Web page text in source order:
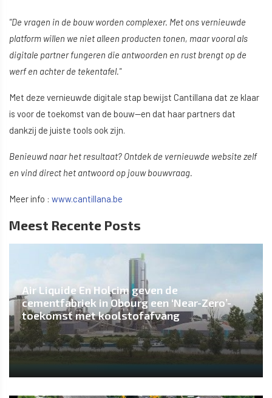
"De vragen in de bouw worden complexer. Met ons vernieuwde
platform willen we niet alleen producten tonen, maar vooral als
digitale partner fungeren die antwoorden en rust brengt op de
werf en achter de tekentafel."
Met deze vernieuwde digitale stap bewijst Cantillana dat ze klaar
is voor de toekomst van de bouw—en dat haar partners dat
dankzij de juiste tools ook zijn.
Benieuwd naar het resultaat? Ontdek de vernieuwde website zelf
en vind direct het antwoord op jouw bouwvraag.
Meer info : www.cantillana.be
Meest Recente Posts
Air Liquide En Holcim geven de
cementfabriek in Obourg een ‘Near-Zero’-
toekomst met koolstofafvang